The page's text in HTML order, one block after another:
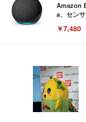
Amazon
a、セン
￥7,480
い 跳ね上
キング pc
ン樹脂ベ
(黒網+黒
￥5,699
EIZO ビ
イト
￥
Amazon
回使い捨
￥3,373